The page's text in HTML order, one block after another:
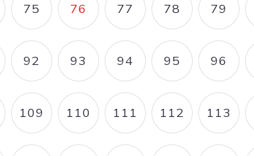
PAGE
75 PAGE COURANTE
76 PAGE
77 PAGE
78 PAGE
79
PAGE
92 PAGE
93 PAGE
94 PAGE
95 PAGE
96
PAGE
109 PAGE
110 PAGE
111 PAGE
112 PAGE
113